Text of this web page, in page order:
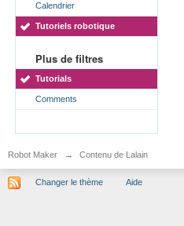
Calendrier
Tutoriels robotique
Plus de filtres
Tutorials
Comments
Robot Maker → Contenu de Lalain
Changer le thème Aide